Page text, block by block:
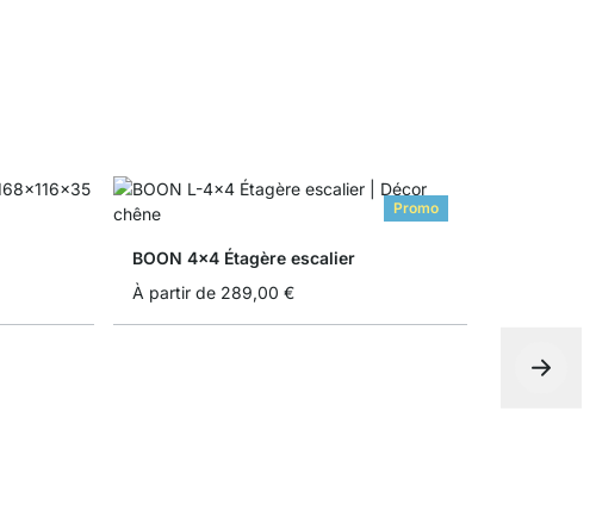
Promo
BOON 4x4 Étagère escalier
À partir de 289,00 €